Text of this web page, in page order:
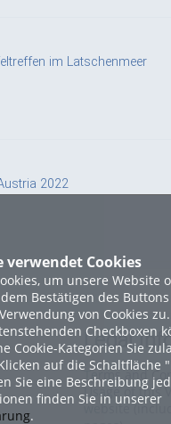
verwendet Cookies
um unsere Website
Bestätigen des
von Cookies
Checkboxen
Cookie-Kategorien Sie
auf die Schaltfläche
Sie eine Beschreibung
finden Sie in unserer
.
im Latschenmeer
2022
Legal
Terms and
Usage of this
website